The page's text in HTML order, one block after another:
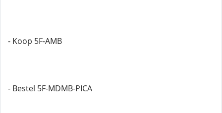
- Koop 5F-AMB
- Bestel 5F-MDMB-PICA